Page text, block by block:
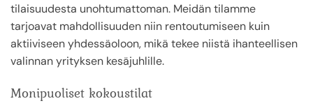
tilaisuudesta unohtumattoman. Meidän tilamme
tarjoavat mahdollisuuden niin rentoutumiseen kuin
aktiiviseen yhdessäoloon, mikä tekee niistä ihanteellisen
valinnan yrityksen kesäjuhlille.
Monipuoliset kokoustilat